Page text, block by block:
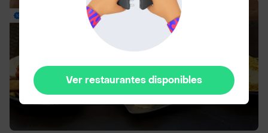
Ver restaurantes disponibles